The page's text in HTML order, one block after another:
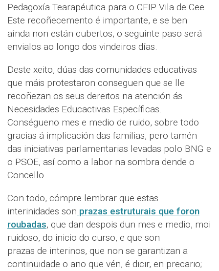
Pedagoxía Tearapéutica para o CEIP Vila de Cee.
Este recoñecemento é importante, e se ben
aínda non están cubertos, o seguinte paso será
envialos ao longo dos vindeiros días.
Deste xeito, dúas das comunidades educativas
que máis protestaron conseguen que se lle
recoñezan os seus dereitos na atención ás
Necesidades Educactivas Específicas.
Conségueno mes e medio de ruido, sobre todo
gracias á implicación das familias, pero tamén
das iniciativas parlamentarias levadas polo BNG e
o PSOE, así como a labor na sombra dende o
Concello.
Con todo, cómpre lembrar que estas
interinidades son prazas estruturais que foron
roubadas, que dan despois dun mes e medio, moi
ruidoso, do inicio do curso, e que son
prazas de interinos, que non se garantizan a
continuidade o ano que vén, é dicir, en precario;